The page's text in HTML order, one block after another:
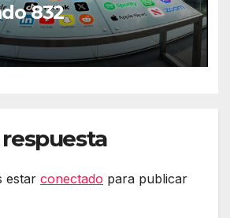
832
estar conectado para publicar